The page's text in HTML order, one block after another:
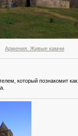
Армения. Живые камни
который познакомит